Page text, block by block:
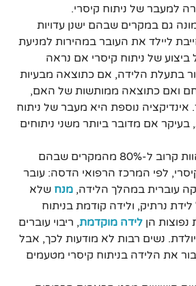
למעבר של ניתוח קיסרי.
גם במקרים שבהם ישנן עדויות
ליילד את העובר במהירות למניעת
ביצוע של ניתוח קיסרי אם נראה
בתעלת הלידה, אם כתוצאה מבעיות
ואם כתוצאה ממותשות של האם,
אינדיקציה נוספת היא מעבר של ניתוח
בעיקר אם מדובר ביותר משני ניתוחים
ישנן חמש סיבות המהוות קרוב ל-80% מהמקרים שבהם
לפי המרכז הרפואי הדסה: עובר
עוברית במהלך הלידה, מנח שלא
נרתיק, ולידה קודמת בניתוח
הן לידה מוקדמת, ריבוי עוברים
נשים רבות לא מודעות לכך, אבל
את הלידה בניתוח קיסרי מטעמים